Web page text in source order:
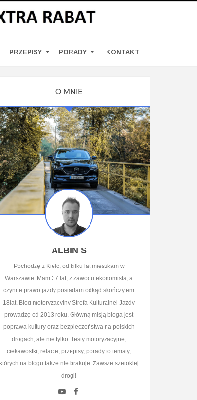
PRZEPISY PORADY KONTAKT
O MNIE
ALBIN S
Pochodzę z Kielc, od kilku lat mieszkam w
Warszawie. Mam 37 lat, z zawodu ekonomista, a
czynne prawo jazdy posiadam odkąd skończyłem
18lat. Blog motoryzacyjny Strefa Kulturalnej Jazdy
prowadzę od 2013 roku. Główną misją bloga jest
poprawa kultury oraz bezpieczeństwa na polskich
drogach, ale nie tylko. Testy motoryzacyjne,
ciekawostki, relacje, przepisy, porady to tematy,
których na blogu także nie brakuje. Zawsze szerokiej
drogi!